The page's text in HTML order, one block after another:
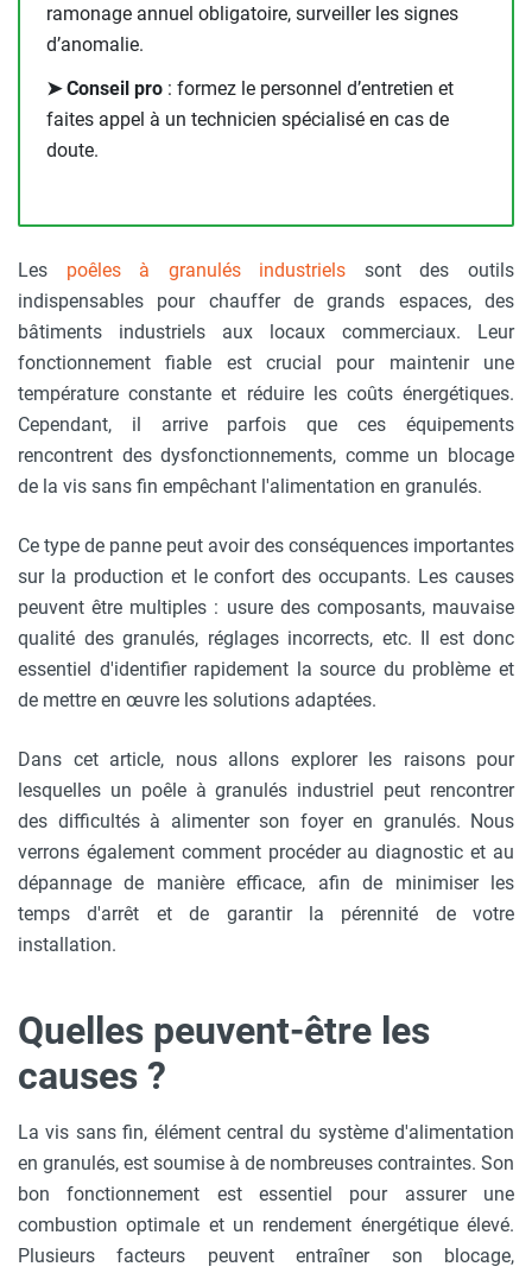
ramonage annuel obligatoire, surveiller les signes
d’anomalie.
➤ Conseil pro : formez le personnel d’entretien et
faites appel à un technicien spécialisé en cas de
doute.
Les poêles à granulés industriels sont des outils
indispensables pour chauffer de grands espaces, des
bâtiments industriels aux locaux commerciaux. Leur
fonctionnement fiable est crucial pour maintenir une
température constante et réduire les coûts énergétiques.
Cependant, il arrive parfois que ces équipements
rencontrent des dysfonctionnements, comme un blocage
de la vis sans fin empêchant l'alimentation en granulés.
Ce type de panne peut avoir des conséquences importantes
sur la production et le confort des occupants. Les causes
peuvent être multiples : usure des composants, mauvaise
qualité des granulés, réglages incorrects, etc. Il est donc
essentiel d'identifier rapidement la source du problème et
de mettre en œuvre les solutions adaptées.
Dans cet article, nous allons explorer les raisons pour
lesquelles un poêle à granulés industriel peut rencontrer
des difficultés à alimenter son foyer en granulés. Nous
verrons également comment procéder au diagnostic et au
dépannage de manière efficace, afin de minimiser les
temps d'arrêt et de garantir la pérennité de votre
installation.
Quelles peuvent-être les
causes ?
La vis sans fin, élément central du système d'alimentation
en granulés, est soumise à de nombreuses contraintes. Son
bon fonctionnement est essentiel pour assurer une
combustion optimale et un rendement énergétique élevé.
Plusieurs facteurs peuvent entraîner son blocage,